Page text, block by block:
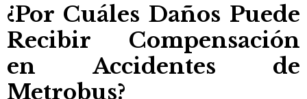
¿Por Cuáles Daños Puede
Recibir Compensación
en Accidentes de
Metrobus?